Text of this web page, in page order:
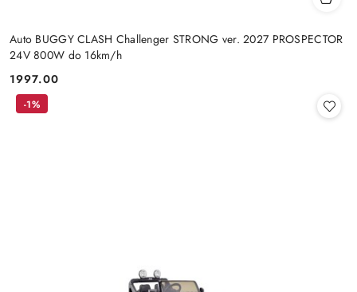
Auto BUGGY CLASH Challenger STRONG ver. 2027 PROSPECTOR
24V 800W do 16km/h
Cena:
1997.00
-1%